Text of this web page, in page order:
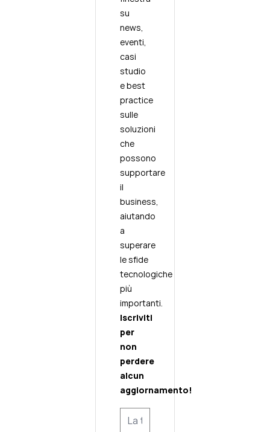
su
news,
eventi,
casi
studio
e best
practice
sulle
soluzioni
che
possono
supportare
il
business,
aiutando
a
superare
le sfide
tecnologiche
più
importanti.
Iscriviti
per
non
perdere
alcun
aggiornamento!